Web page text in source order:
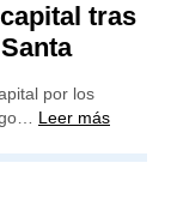
tras
por los
Leer más